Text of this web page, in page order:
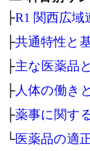
├R1 関西広域
├共通特性と
├主な医薬品
├人体の働き
├薬事に関す
└医薬品の適